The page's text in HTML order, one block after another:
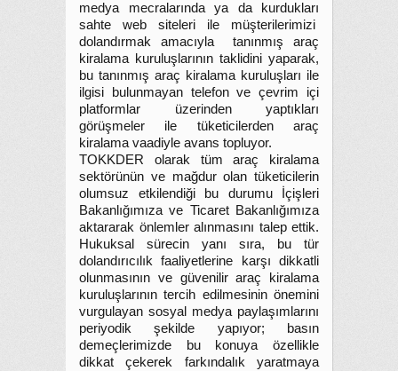
medya mecralarında ya da kurdukları
sahte web siteleri ile müşterilerimizi
dolandırmak amacıyla tanınmış araç
kiralama kuruluşlarının taklidini yaparak,
bu tanınmış araç kiralama kuruluşları ile
ilgisi bulunmayan telefon ve çevrim içi
platformlar üzerinden yaptıkları
görüşmeler ile tüketicilerden araç
kiralama vaadiyle avans topluyor.
TOKKDER olarak tüm araç kiralama
sektörünün ve mağdur olan tüketicilerin
olumsuz etkilendiği bu durumu İçişleri
Bakanlığımıza ve Ticaret Bakanlığımıza
aktararak önlemler alınmasını talep ettik.
Hukuksal sürecin yanı sıra, bu tür
dolandırıcılık faaliyetlerine karşı dikkatli
olunmasının ve güvenilir araç kiralama
kuruluşlarının tercih edilmesinin önemini
vurgulayan sosyal medya paylaşımlarını
periyodik şekilde yapıyor; basın
demeçlerimizde bu konuya özellikle
dikkat çekerek farkındalık yaratmaya